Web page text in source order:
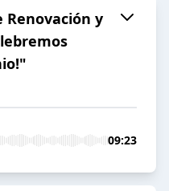
Renovación y
09:23